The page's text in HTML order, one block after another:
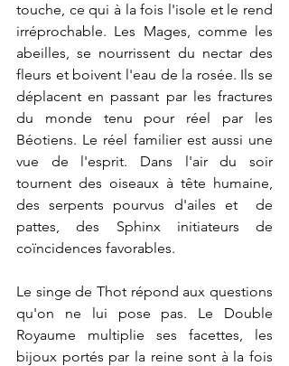
touche, ce qui à la fois l'isole et le rend
irréprochable. Les Mages, comme les
abeilles, se nourrissent du nectar des
fleurs et boivent l'eau de la rosée. Ils se
déplacent en passant par les fractures
du monde tenu pour réel par les
Béotiens. Le réel familier est aussi une
vue de l'esprit. Dans l'air du soir
tournent des oiseaux à tête humaine,
des serpents pourvus d'ailes et  de
pattes, des Sphinx initiateurs de
coïncidences favorables.
Le singe de Thot répond aux questions
qu'on ne lui pose pas. Le Double
Royaume multiplie ses facettes, les
bijoux portés par la reine sont à la fois